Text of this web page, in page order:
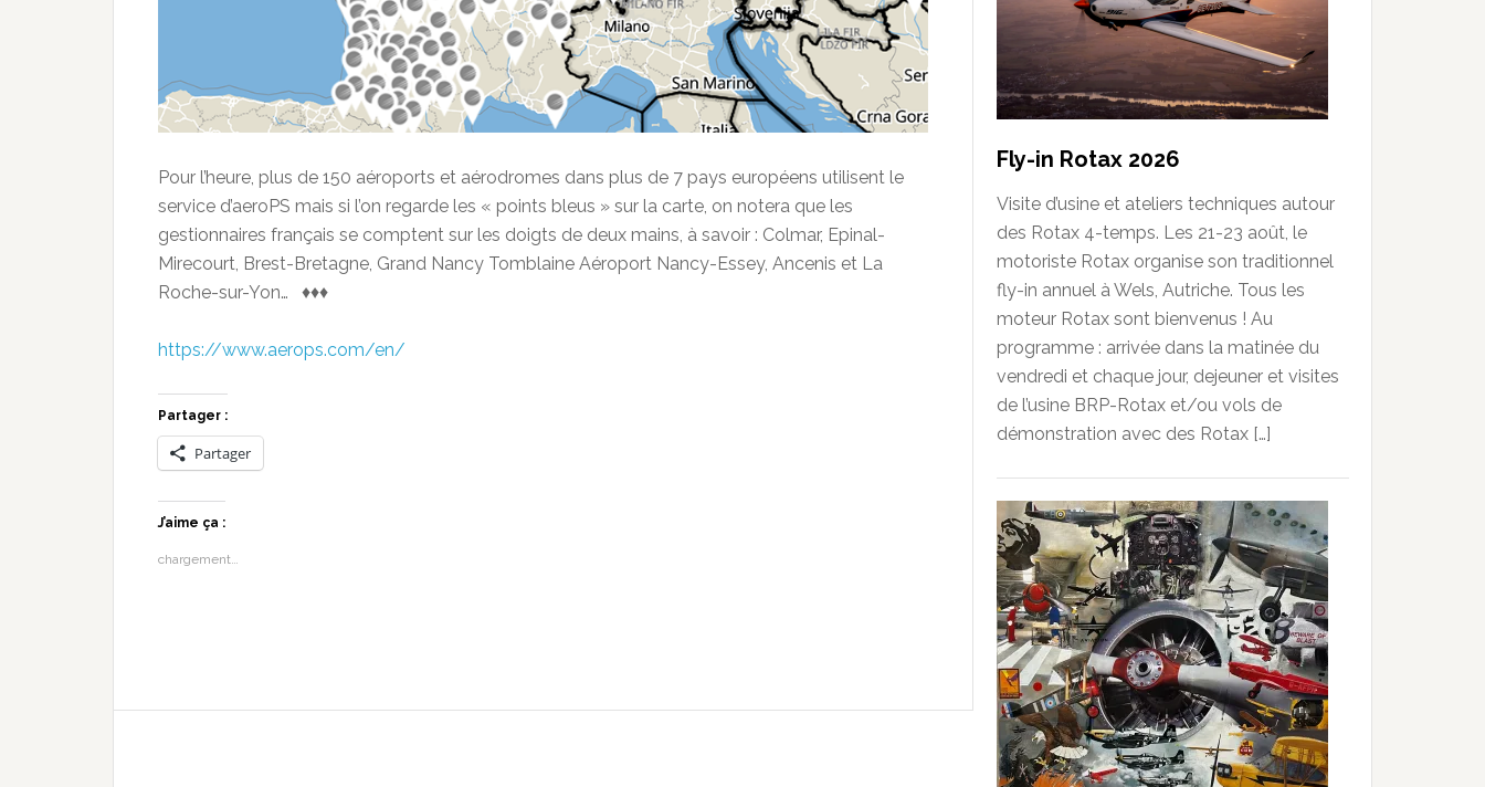
Pour l’heure, plus de 150 aéroports et aérodromes dans plus de 7 pays européens utilisent le
service d’aeroPS mais si l’on regarde les « points bleus » sur la carte, on notera que les
gestionnaires français se comptent sur les doigts de deux mains, à savoir : Colmar, Epinal-
Mirecourt, Brest-Bretagne, Grand Nancy Tomblaine Aéroport Nancy-Essey, Ancenis et La
Roche-sur-Yon… ♦♦♦
https://www.aerops.com/en/
Partager :
Partager
J’aime ça :
chargement…
Fly-in Rotax 2026
Visite d’usine et ateliers techniques autour
des Rotax 4-temps. Les 21-23 août, le
motoriste Rotax organise son traditionnel
fly-in annuel à Wels, Autriche. Tous les
moteur Rotax sont bienvenus ! Au
programme : arrivée dans la matinée du
vendredi et chaque jour, dejeuner et visites
de l’usine BRP-Rotax et/ou vols de
démonstration avec des Rotax […]